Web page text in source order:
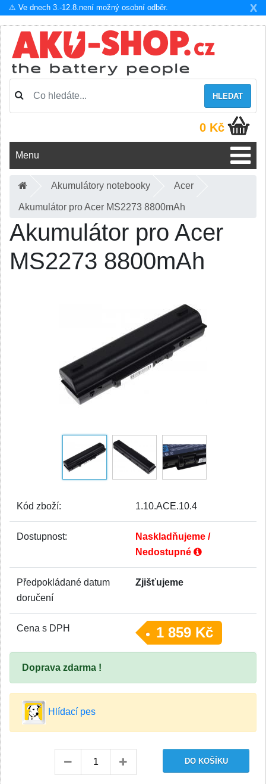
X
⚠️ Ve dnech 3.-12.8.není možný osobní odběr.
HLEDAT
0 Kč
Menu
Akumulátory notebooky Acer
Akumulátor pro Acer MS2273 8800mAh
Akumulátor pro Acer
MS2273 8800mAh
Kód zboží: 1.10.ACE.10.4
Dostupnost:
Naskladňujeme /
Nedostupné
Předpokládané datum
doručení
Zjišťujeme
Cena s DPH 1 859 Kč
Doprava zdarma !
Hlídací pes